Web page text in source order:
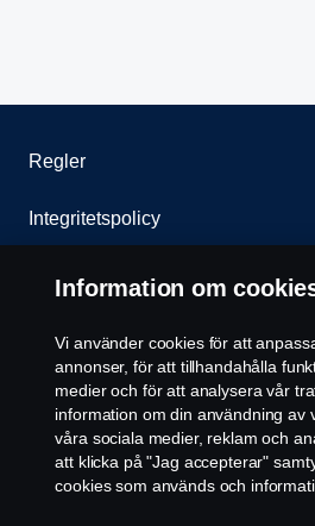
Regler
Integritetspolicy
Kontakta oss
Visselblåsning
Cookie policy
Inställningar för cookies
Information om
Vi använder cookies för att
annonser, för att tillhandahålla
medier och för att analysera vår
information om din användning av
våra sociala medier, reklam och
att klicka på "Jag accepterar"
cookies som används och